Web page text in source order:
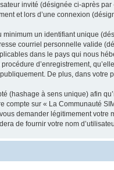
invité (désignée ci-après
et lors d’une connexion
minimum un identifiant unique
courriel personnelle valide
dans le pays qui nous
d’enregistrement,
De plus, dans votre
(hashage à sens unique) afin
compte sur « La Communauté
demander légitimement
de fournir votre nom